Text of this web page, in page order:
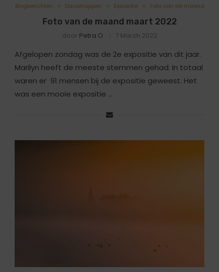
Blogberichten Dauwtrappen Expositie Foto van de maand
Foto van de maand maart 2022
door Petra O 7 March 2022
Afgelopen zondag was de 2e expositie van dit jaar.
Marilyn heeft de meeste stemmen gehad. In totaal
waren er 91 mensen bij de expositie geweest. Het
was een mooie expositie …